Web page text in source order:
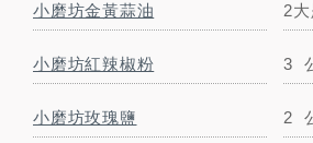
小磨坊金黃蒜油 2大
小磨坊紅辣椒粉 3
小磨坊玫瑰鹽 2
STEP01
小卷切圈，櫛瓜切滾刀塊。